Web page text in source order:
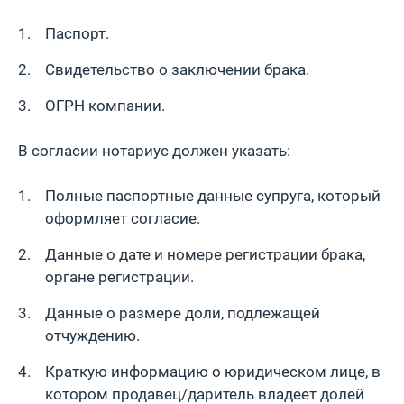
Паспорт.
Свидетельство о заключении брака.
ОГРН компании.
В согласии нотариус должен указать:
Полные паспортные данные супруга, который
оформляет согласие.
Данные о дате и номере регистрации брака,
органе регистрации.
Данные о размере доли, подлежащей
отчуждению.
Краткую информацию о юридическом лице, в
котором продавец/даритель владеет долей